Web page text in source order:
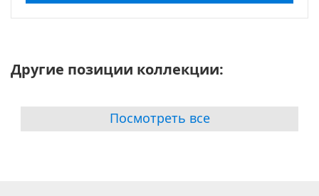
Другие позиции коллекции:
Посмотреть все